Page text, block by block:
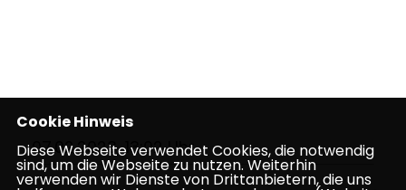
07.02.2023, 13:02 Uhr
Cookie Hinweis
Diese Webseite verwendet Cookies, die notwendig
sind, um die Webseite zu nutzen. Weiterhin
verwenden wir Dienste von Drittanbietern, die uns